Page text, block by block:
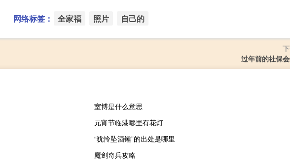
网络标签： 全家福 照片 自己的
过年前的社保
室博是什么意思
元宵节临港哪里有花灯
“犹怜坠酒锺”的出处是哪里
魔剑奇兵攻略